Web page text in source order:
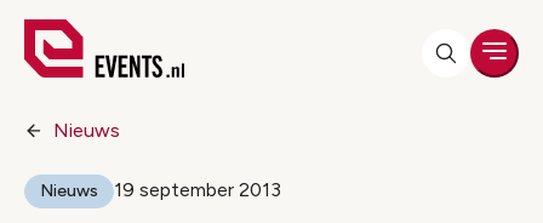
Nieuws
Nieuws 19 september 2013